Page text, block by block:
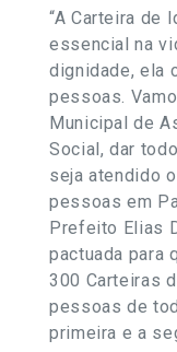
“A Carteira de
essencial na
dignidade, ela
pessoas.
Municipal de
Social, dar
seja atendido
pessoas em
Prefeito Elias
pactuada para
300 Carteiras
pessoas de
primeira e a